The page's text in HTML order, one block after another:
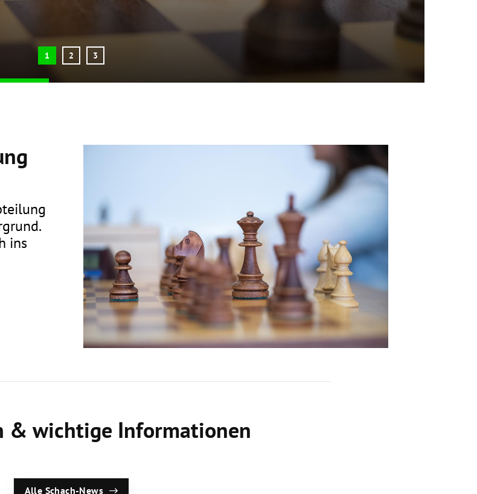
ins
& wichtige Informationen
Alle Schach-News
Service
zur Mitgliedschaft
& Antworten
Geschäftsstelle
VfL Goldstein 1953 e. V.
Zur Waldau 12
60529 Frankfurt am Main
069 66113934
infos@vfl-goldstein.de